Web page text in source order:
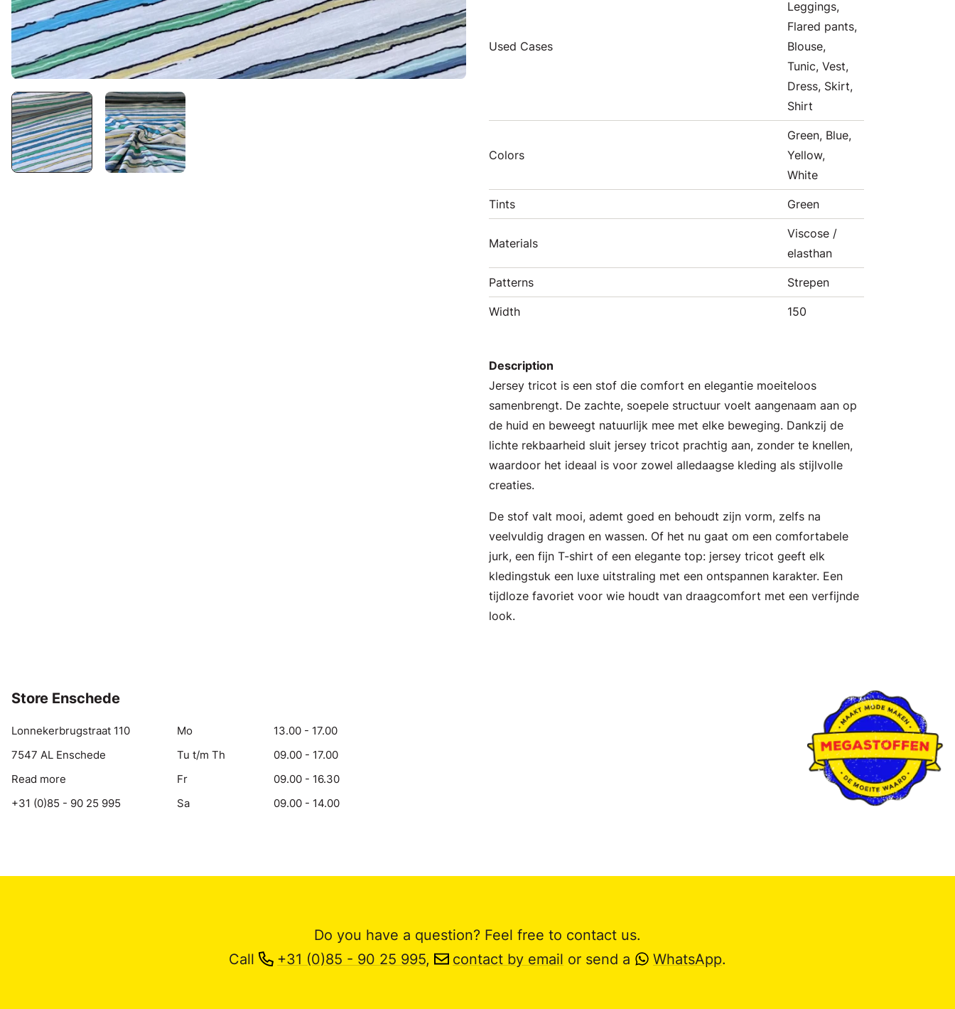
Used Cases
Leggings,
Flared pants,
Blouse,
Tunic, Vest,
Dress, Skirt,
Shirt
Colors
Green, Blue,
Yellow,
White
Tints Green
Materials
Viscose /
elasthan
Patterns Strepen
Width 150
Description
Jersey tricot is een stof die comfort en elegantie moeiteloos
samenbrengt. De zachte, soepele structuur voelt aangenaam aan op
de huid en beweegt natuurlijk mee met elke beweging. Dankzij de
lichte rekbaarheid sluit jersey tricot prachtig aan, zonder te knellen,
waardoor het ideaal is voor zowel alledaagse kleding als stijlvolle
creaties.
De stof valt mooi, ademt goed en behoudt zijn vorm, zelfs na
veelvuldig dragen en wassen. Of het nu gaat om een comfortabele
jurk, een fijn T-shirt of een elegante top: jersey tricot geeft elk
kledingstuk een luxe uitstraling met een ontspannen karakter. Een
tijdloze favoriet voor wie houdt van draagcomfort met een verfijnde
look.
Store Enschede
Lonnekerbrugstraat 110
7547 AL Enschede
Read more
+31 (0)85 - 90 25 995
Mo
13.00 - 17.00
Tu t/m Th
09.00 - 17.00
Fr
09.00 - 16.30
Sa
09.00 - 14.00
Do you have a question? Feel free to contact us.
Call
+31 (0)85 - 90 25 995, contact by email or send a WhatsApp.